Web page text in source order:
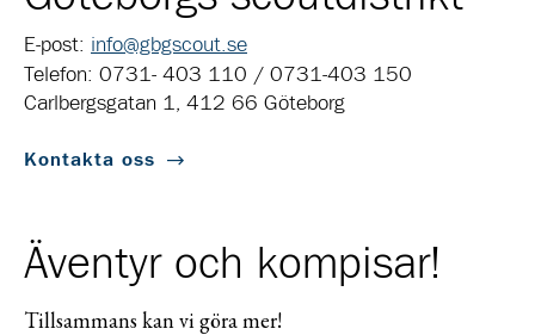
E-post: info@gbgscout.se
Telefon: 0731- 403 110 / 0731-403 150
Carlbergsgatan 1, 412 66 Göteborg
Kontakta oss
Äventyr och kompisar!
Tillsammans kan vi göra mer!